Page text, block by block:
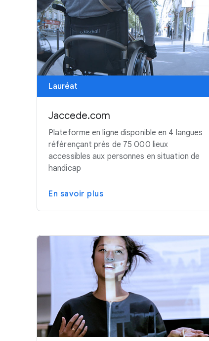
Lauréat
Jaccede.com
Plateforme en ligne disponible en 4 langues
référençant près de 75 000 lieux
accessibles aux personnes en situation de
handicap
En savoir plus